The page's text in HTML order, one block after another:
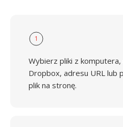
1
Wybierz pliki z komputera,
Dropbox, adresu URL lub
plik na stronę.